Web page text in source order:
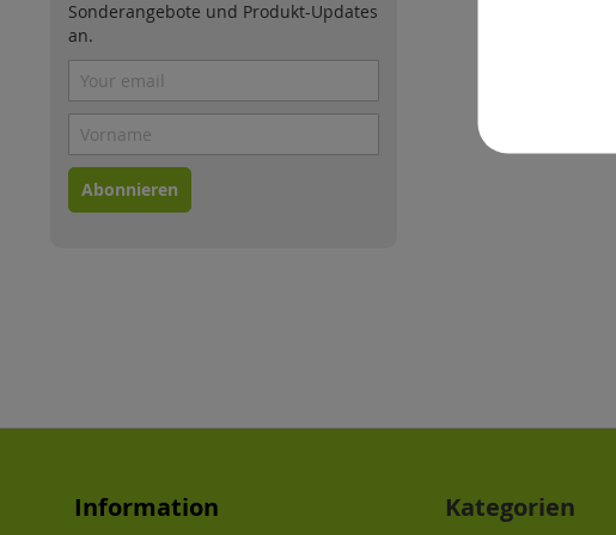
Sonderangebote und Produkt-Updates
an.
Abonnieren
Information Kategorien